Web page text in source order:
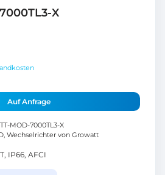
X
Auf Anfrage
MOD-7000TL3-X
, Wechselrichter von Growatt
IP66, AFCI